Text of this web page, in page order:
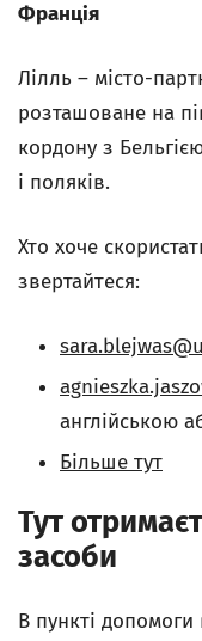
Франція
Лілль – місто-
розташованe на
кордону з
і поляків.
Хто хоче
звертайтеся:
англійською
Бiльше тут
Тут
засоби
В пункті